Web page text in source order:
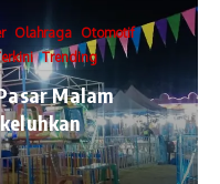
Olahraga Otomotif
Trending
Malam